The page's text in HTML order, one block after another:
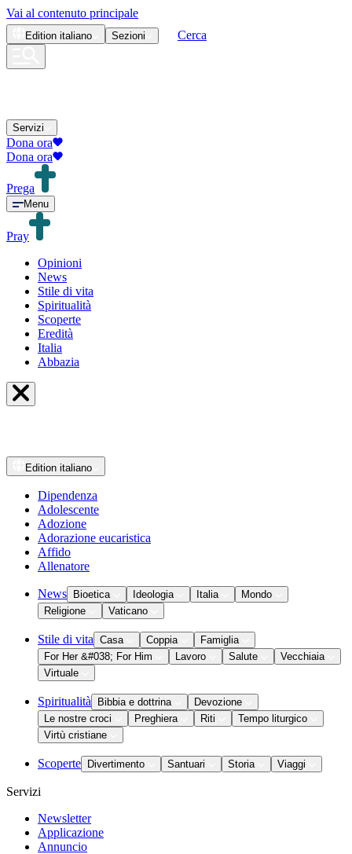
Vai al contenuto principale
Edition italiano Sezioni Cerca
Servizi
Dona ora
Dona ora
Prega
Menu
Pray
Opinioni
News
Stile di vita
Spiritualità
Scoperte
Eredità
Italia
Abbazia
Edition italiano
Dipendenza
Adolescente
Adozione
Adorazione eucaristica
Affido
Allenatore
News Bioetica Ideologia Italia
Mondo
Religione
Vaticano
Stile di vita Casa Coppia
Famiglia
For Her &#038; For Him
Lavoro Salute
Vecchiaia
Virtuale
Spiritualità Bibbia e dottrina
Devozione
Le nostre croci
Preghiera Riti
Tempo liturgico
Virtù cristiane
Scoperte Divertimento Santuari Storia Viaggi
Servizi
Newsletter
Applicazione
Annuncio